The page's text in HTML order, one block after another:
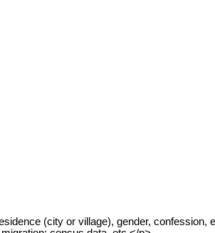
(city or village), gender, confession,